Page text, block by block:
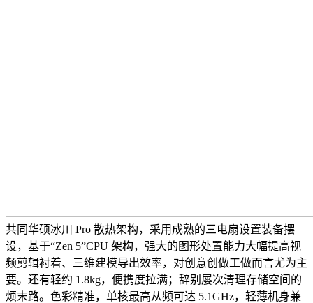
共同华硕冰川 Pro 散热架构，采用成熟的三电扇设置装备摆
设，基于“Zen 5”CPU 架构，强大的图形处置能力大幅提高视
频剪辑衬着、三维建模导出效率，对创意创做工做而言尤为主
要。还有轻约 1.8kg，便携度拉满；辞别屡次清理存储空间的
烦末路。色彩精准，单核最高从频可达 5.1GHz，轻薄机身兼